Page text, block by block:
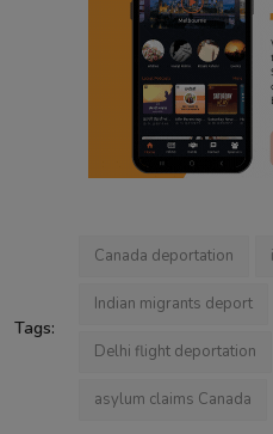
Tags:
Canada deportation
Indian migrants deport
Delhi flight deportation
asylum claims Canada